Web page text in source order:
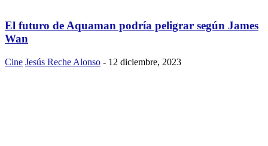
El futuro de Aquaman podría peligrar según James
Wan
Cine Jesús Reche Alonso - 12 diciembre, 2023